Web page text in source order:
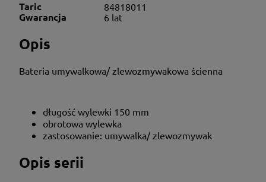
Taric 84818011
Gwarancja 6 lat
Opis
Bateria umywalkowa/ zlewozmywakowa ścienna
długość wylewki 150 mm
obrotowa wylewka
zastosowanie: umywalka/ zlewozmywak
Opis serii